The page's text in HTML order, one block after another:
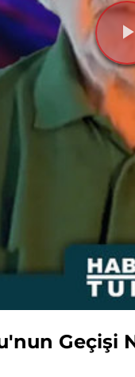
Geçişi